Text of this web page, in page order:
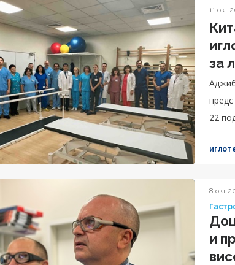
11 окт
за
22
8 окт
и